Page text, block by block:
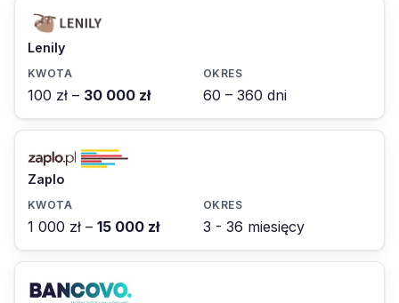
Lenily
100 zł – 30 000 zł 60 – 360 dni
Zaplo
1 000 zł – 15 000 zł 3 - 36 miesięcy